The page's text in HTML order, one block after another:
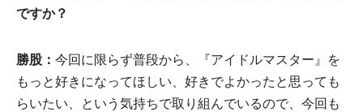
ですか？
勝股： 今回に限らず普段から、『アイドルマスター』を
もっと好きになってほしい、好きでよかったと思っても
らいたい、という気持ちで取り組んでいるので、今回も